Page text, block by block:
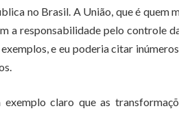
no Brasil. A União, que é
a responsabilidade pelo controle
exemplos, e eu poderia citar
exemplo claro que as